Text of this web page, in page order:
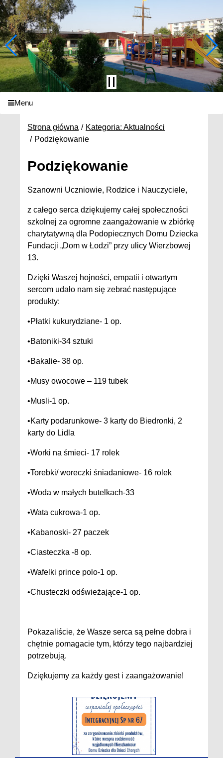
Menu
Strona główna
Kategoria: Aktualności
Podziękowanie
Podziękowanie
Szanowni Uczniowie, Rodzice i Nauczyciele,
z całego serca dziękujemy całej społeczności
szkolnej za ogromne zaangażowanie w zbiórkę
charytatywną dla Podopiecznych Domu Dziecka
Fundacji „Dom w Łodzi” przy ulicy Wierzbowej
13.
Dzięki Waszej hojności, empatii i otwartym
sercom udało nam się zebrać następujące
produkty:
•Płatki kukurydziane- 1 op.
•Batoniki-34 sztuki
•Bakalie- 38 op.
•Musy owocowe – 119 tubek
•Musli-1 op.
•Karty podarunkowe- 3 karty do Biedronki, 2
karty do Lidla
•Worki na śmieci- 17 rolek
•Torebki/ woreczki śniadaniowe- 16 rolek
•Woda w małych butelkach-33
•Wata cukrowa-1 op.
•Kabanoski- 27 paczek
•Ciasteczka -8 op.
•Wafelki prince polo-1 op.
•Chusteczki odświeżające-1 op.
Pokazaliście, że Wasze serca są pełne dobra i
chętnie pomagacie tym, którzy tego najbardziej
potrzebują.
Dziękujemy za każdy gest i zaangażowanie!